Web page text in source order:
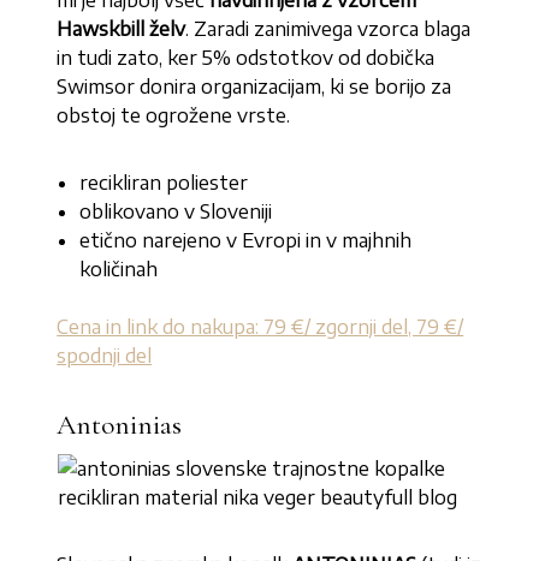
Hawskbill želv. Zaradi zanimivega vzorca blaga
in tudi zato, ker 5% odstotkov od dobička
Swimsor donira organizacijam, ki se borijo za
obstoj te ogrožene vrste.
recikliran poliester
oblikovano v Sloveniji
etično narejeno v Evropi in v majhnih
količinah
Cena in link do nakupa: 79 €/ zgornji del, 79 €/
spodnji del
Antoninias